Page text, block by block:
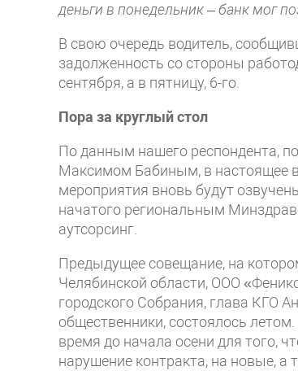
деньги в понедельник – банк мог
В свою очередь водитель,
задолженность со стороны
сентября, а в пятницу, 6-го.
Пора за круглый стол
По данным нашего респондента,
Максимом Бабиным, в настоящее
мероприятия вновь будут
начатого региональным
аутсорсинг.
Предыдущее совещание, на
Челябинской области, ООО
городского Собрания, глава КГО
общественники, состоялось
время до начала осени для того,
нарушение контракта, на новые,